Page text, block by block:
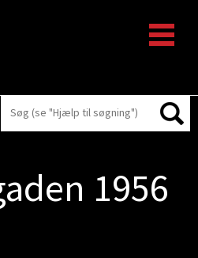
1956